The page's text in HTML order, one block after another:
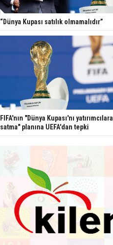
“Dünya Kupası satılık olmamalıdır”
FIFA'nın "Dünya Kupası'nı yatırımcılara
satma" planına UEFA'dan tepki